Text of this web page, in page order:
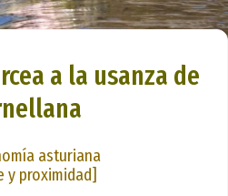
a la usanza de
asturiana
y proximidad]